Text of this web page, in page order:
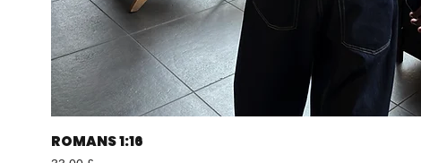
ROMANS 1:16